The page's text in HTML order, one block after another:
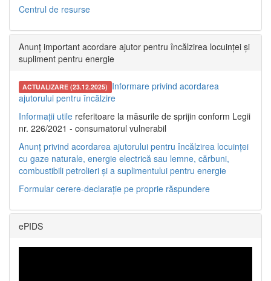
Centrul de resurse
Anunț important acordare ajutor pentru încălzirea locuinței și
supliment pentru energie
ACTUALIZARE (23.12.2025) Informare privind acordarea
ajutorului pentru încălzire
Informații utile referitoare la măsurile de sprijin conform Legii
nr. 226/2021 - consumatorul vulnerabil
Anunț privind acordarea ajutorului pentru încălzirea locuinței
cu gaze naturale, energie electrică sau lemne, cărbuni,
combustibili petrolieri și a suplimentului pentru energie
Formular cerere-declarație pe proprie răspundere
ePIDS